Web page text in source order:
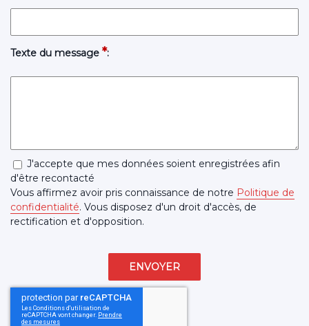
Texte du message *:
J'accepte que mes données soient enregistrées afin
d'être recontacté
Vous affirmez avoir pris connaissance de notre Politique de
confidentialité. Vous disposez d'un droit d'accès, de
rectification et d'opposition.